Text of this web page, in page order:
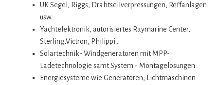
UK Segel, Riggs, Drahtseilverpressungen, Reffanlagen
usw.
Yachtelektronik, autorisiertes Raymarine Center,
Sterling,Victron, Philippi...
Solartechnik- Windgeneratoren mit MPP-
Ladetechnologie samt System - Montagelösungen
Energiesysteme wie Generatoren, Lichtmaschinen